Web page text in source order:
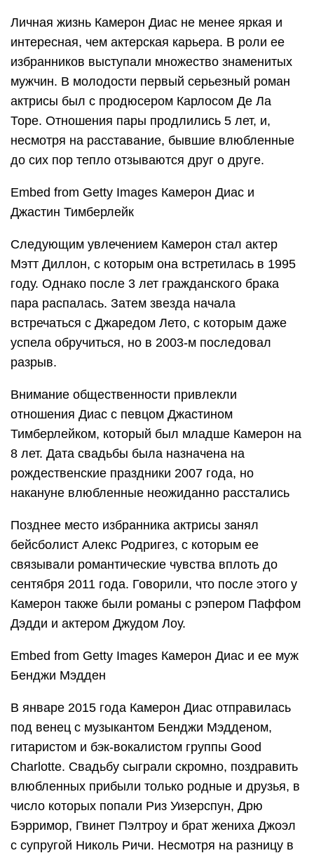
Личная жизнь Камерон Диас не менее яркая и
интересная, чем актерская карьера. В роли ее
избранников выступали множество знаменитых
мужчин. В молодости первый серьезный роман
актрисы был с продюсером Карлосом Де Ла
Торе. Отношения пары продлились 5 лет, и,
несмотря на расставание, бывшие влюбленные
до сих пор тепло отзываются друг о друге.
Embed from Getty Images Камерон Диас и
Джастин Тимберлейк
Следующим увлечением Камерон стал актер
Мэтт Диллон, с которым она встретилась в 1995
году. Однако после 3 лет гражданского брака
пара распалась. Затем звезда начала
встречаться с Джаредом Лето, с которым даже
успела обручиться, но в 2003-м последовал
разрыв.
Внимание общественности привлекли
отношения Диас с певцом Джастином
Тимберлейком, который был младше Камерон на
8 лет. Дата свадьбы была назначена на
рождественские праздники 2007 года, но
накануне влюбленные неожиданно расстались
Позднее место избранника актрисы занял
бейсболист Алекс Родригез, с которым ее
связывали романтические чувства вплоть до
сентября 2011 года. Говорили, что после этого у
Камерон также были романы с рэпером Паффом
Дэдди и актером Джудом Лоу.
Embed from Getty Images Камерон Диас и ее муж
Бенджи Мэдден
В январе 2015 года Камерон Диас отправилась
под венец с музыкантом Бенджи Мэдденом,
гитаристом и бэк-вокалистом группы Good
Charlotte. Свадьбу сыграли скромно, поздравить
влюбленных прибыли только родные и друзья, в
число которых попали Риз Уизерспун, Дрю
Бэрримор, Гвинет Пэлтроу и брат жениха Джоэл
с супругой Николь Ричи. Несмотря на разницу в